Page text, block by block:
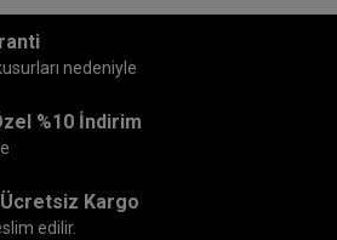
nedeniyle
%10 İndirim
Kargo
edilir.